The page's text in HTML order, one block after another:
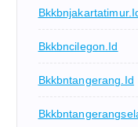
Bkkbncilegon.id
Bkkbntangerang.id